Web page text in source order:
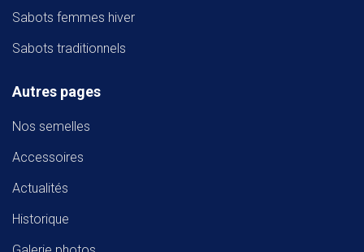
Sabots femmes hiver
Sabots traditionnels
Autres pages
Nos semelles
Accessoires
Actualités
Historique